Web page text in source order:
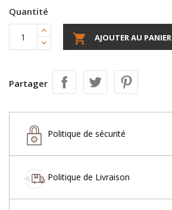
Quantité
 AJOUTER AU PANIER
Partager
Politique de sécurité
Politique de Livraison